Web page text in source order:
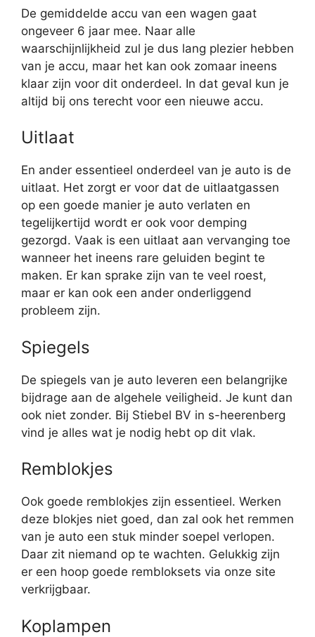
De gemiddelde accu van een wagen gaat
ongeveer 6 jaar mee. Naar alle
waarschijnlijkheid zul je dus lang plezier hebben
van je accu, maar het kan ook zomaar ineens
klaar zijn voor dit onderdeel. In dat geval kun je
altijd bij ons terecht voor een nieuwe accu.
Uitlaat
En ander essentieel onderdeel van je auto is de
uitlaat. Het zorgt er voor dat de uitlaatgassen
op een goede manier je auto verlaten en
tegelijkertijd wordt er ook voor demping
gezorgd. Vaak is een uitlaat aan vervanging toe
wanneer het ineens rare geluiden begint te
maken. Er kan sprake zijn van te veel roest,
maar er kan ook een ander onderliggend
probleem zijn.
Spiegels
De spiegels van je auto leveren een belangrijke
bijdrage aan de algehele veiligheid. Je kunt dan
ook niet zonder. Bij Stiebel BV in s-heerenberg
vind je alles wat je nodig hebt op dit vlak.
Remblokjes
Ook goede remblokjes zijn essentieel. Werken
deze blokjes niet goed, dan zal ook het remmen
van je auto een stuk minder soepel verlopen.
Daar zit niemand op te wachten. Gelukkig zijn
er een hoop goede rembloksets via onze site
verkrijgbaar.
Koplampen